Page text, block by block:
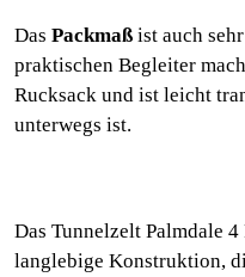
Das Packmaß ist auch
praktischen Begleiter
Rucksack und ist leicht
unterwegs ist.
Das Tunnelzelt Palmdale
langlebige Konstruktion,